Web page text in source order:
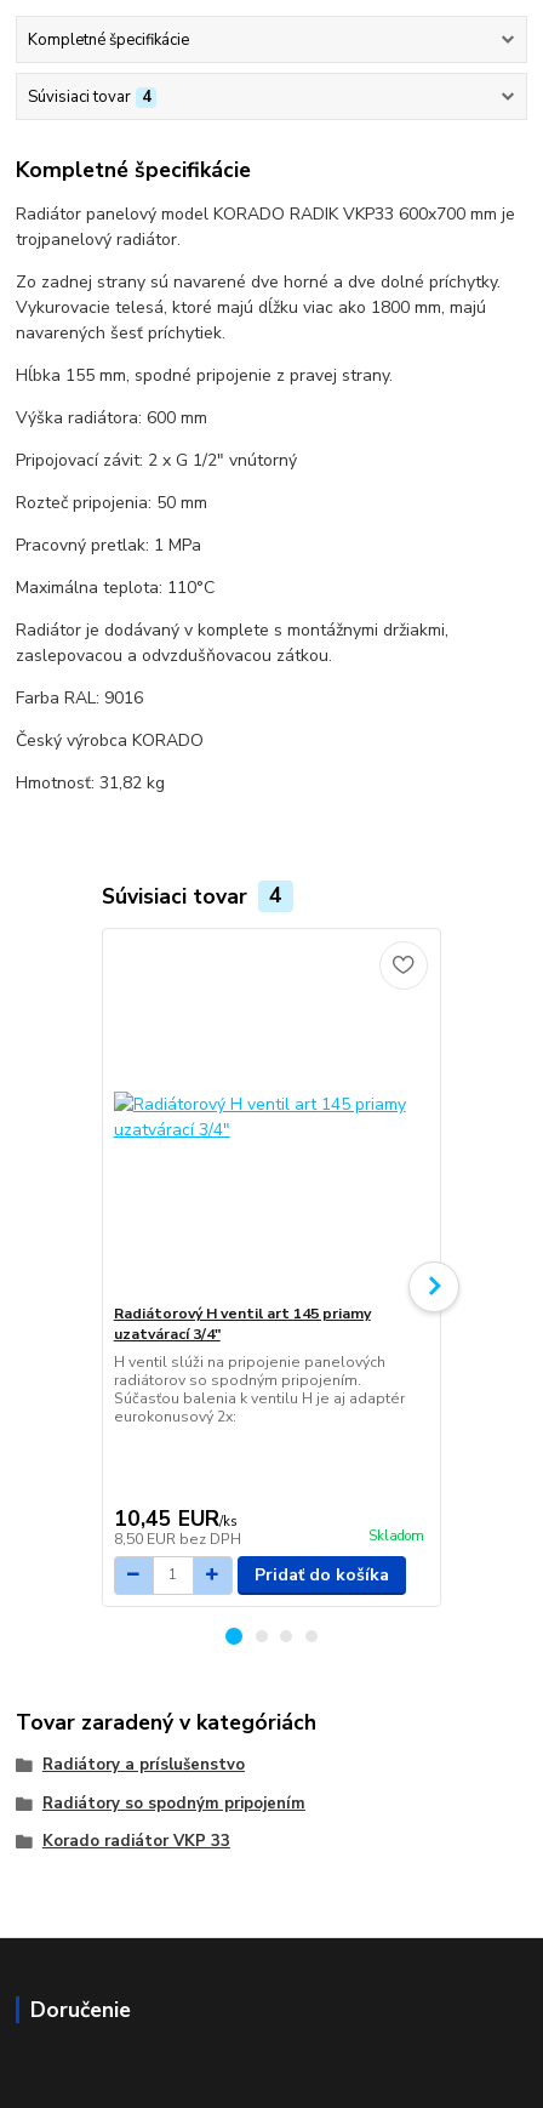
Kompletné špecifikácie
Súvisiaci tovar 4
Kompletné špecifikácie
Radiátor panelový model KORADO RADIK VKP33 600x700 mm je
trojpanelový radiátor.
Zo zadnej strany sú navarené dve horné a dve dolné príchytky.
Vykurovacie telesá, ktoré majú dĺžku viac ako 1800 mm, majú
navarených šesť príchytiek.
Hĺbka 155 mm, spodné pripojenie z pravej strany.
Výška radiátora: 600 mm
Pripojovací závit: 2 x G 1/2" vnútorný
Rozteč pripojenia: 50 mm
Pracovný pretlak: 1 MPa
Maximálna teplota: 110°C
Radiátor je dodávaný v komplete s montážnymi držiakmi,
zaslepovacou a odvzdušňovacou zátkou.
Farba RAL: 9016
Český výrobca KORADO
Hmotnosť: 31,82 kg
Súvisiaci tovar 4
Radiátorový H ventil art 145 priamy
uzatvárací 3/4"
H ventil slúži na pripojenie panelových
radiátorov so spodným pripojením.
Súčasťou balenia k ventilu H je aj adaptér
eurokonusový 2x:
10,45 EUR/ks
8,50 EUR bez DPH Skladom
Pridať do košíka
Tovar zaradený v kategóriách
Radiátory a príslušenstvo
Radiátory so spodným pripojením
Korado radiátor VKP 33
Doručenie